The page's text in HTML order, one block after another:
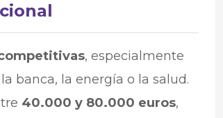
, especialmente
banca, la energía o la salud.
40.000 y 80.000 euros,